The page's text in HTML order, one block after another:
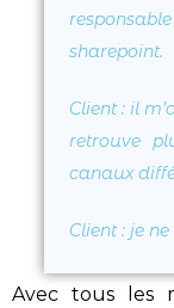
sharepoint.
Client : il
retrouve
canaux
Client : je
Avec tous les